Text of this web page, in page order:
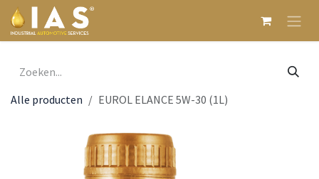
Overslaan naar inhoud
Alle producten EUROL ELANCE 5W-30 (1L)